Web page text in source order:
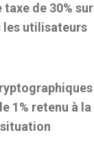
de 30% sur
les utilisateurs
1% retenu à la